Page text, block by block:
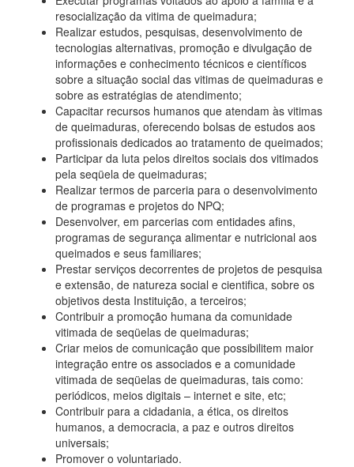
resocialização da vitima de queimadura;
Realizar estudos, pesquisas, desenvolvimento de
tecnologias alternativas, promoção e divulgação de
informações e conhecimento técnicos e científicos
sobre a situação social das vitimas de queimaduras e
sobre as estratégias de atendimento;
Capacitar recursos humanos que atendam às vitimas
de queimaduras, oferecendo bolsas de estudos aos
profissionais dedicados ao tratamento de queimados;
Participar da luta pelos direitos sociais dos vitimados
pela seqüela de queimaduras;
Realizar termos de parceria para o desenvolvimento
de programas e projetos do NPQ;
Desenvolver, em parcerias com entidades afins,
programas de segurança alimentar e nutricional aos
queimados e seus familiares;
Prestar serviços decorrentes de projetos de pesquisa
e extensão, de natureza social e cientifica, sobre os
objetivos desta Instituição, a terceiros;
Contribuir a promoção humana da comunidade
vitimada de seqüelas de queimaduras;
Criar meios de comunicação que possibilitem maior
integração entre os associados e a comunidade
vitimada de seqüelas de queimaduras, tais como:
periódicos, meios digitais – internet e site, etc;
Contribuir para a cidadania, a ética, os direitos
humanos, a democracia, a paz e outros direitos
universais;
Promover o voluntariado.